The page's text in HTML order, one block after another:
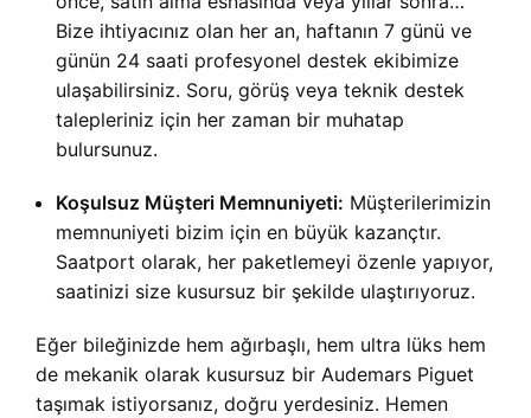
Bize ihtiyacınız olan her an, haftanın 7 günü ve
günün 24 saati profesyonel destek ekibimize
ulaşabilirsiniz. Soru, görüş veya teknik destek
talepleriniz için her zaman bir muhatap
bulursunuz.
Koşulsuz Müşteri Memnuniyeti: Müşterilerimizin
memnuniyeti bizim için en büyük kazançtır.
Saatport olarak, her paketlemeyi özenle yapıyor,
saatinizi size kusursuz bir şekilde ulaştırıyoruz.
Eğer bileğinizde hem ağırbaşlı, hem ultra lüks hem
de mekanik olarak kusursuz bir Audemars Piguet
taşımak istiyorsanız, doğru yerdesiniz. Hemen